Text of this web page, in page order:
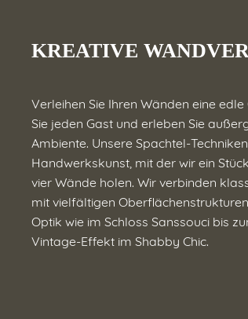
KREATIVE
Verleihen Sie Ihren Wänden eine
Sie jeden Gast und erleben Sie
Ambiente. Unsere Spachtel-
Handwerkskunst, mit der wir ein
vier Wände holen. Wir verbinden
mit vielfältigen
Optik wie im Schloss Sanssouci bis
Vintage-Effekt im Shabby Chic.